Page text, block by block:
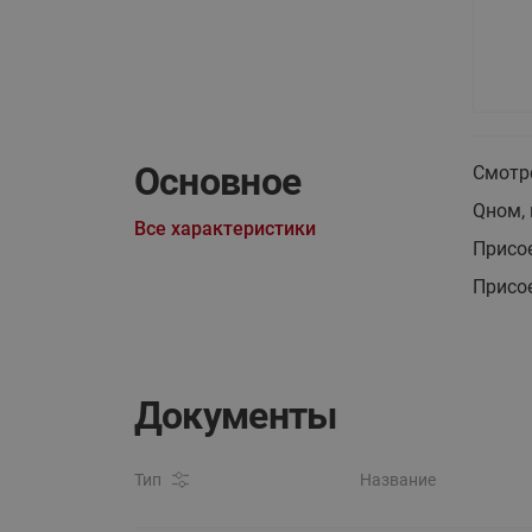
Основное
Все характеристики
Qном,
Документы
Тип Название